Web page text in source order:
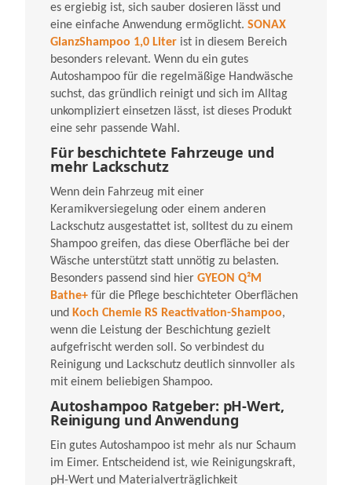
es ergiebig ist, sich sauber dosieren lässt und
eine einfache Anwendung ermöglicht. SONAX
GlanzShampoo 1,0 Liter ist in diesem Bereich
besonders relevant. Wenn du ein gutes
Autoshampoo für die regelmäßige Handwäsche
suchst, das gründlich reinigt und sich im Alltag
unkompliziert einsetzen lässt, ist dieses Produkt
eine sehr passende Wahl.
Für beschichtete Fahrzeuge und
mehr Lackschutz
Wenn dein Fahrzeug mit einer
Keramikversiegelung oder einem anderen
Lackschutz ausgestattet ist, solltest du zu einem
Shampoo greifen, das diese Oberfläche bei der
Wäsche unterstützt statt unnötig zu belasten.
Besonders passend sind hier GYEON Q²M
Bathe+ für die Pflege beschichteter Oberflächen
und Koch Chemie RS Reactivation-Shampoo,
wenn die Leistung der Beschichtung gezielt
aufgefrischt werden soll. So verbindest du
Reinigung und Lackschutz deutlich sinnvoller als
mit einem beliebigen Shampoo.
Autoshampoo Ratgeber: pH-Wert,
Reinigung und Anwendung
Ein gutes Autoshampoo ist mehr als nur Schaum
im Eimer. Entscheidend ist, wie Reinigungskraft,
pH-Wert und Materialverträglichkeit